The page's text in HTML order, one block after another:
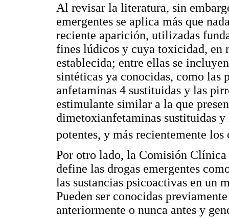
Al revisar la literatura, sin
emergentes se aplica más que
reciente aparición, utilizadas
fines lúdicos y cuya toxicidad, en
establecida; entre ellas se
sintéticas ya conocidas, como las
anfetaminas 4 sustituidas y las
estimulante similar a la que
dimetoxianfetaminas sustituidas
potentes, y más recientemente
Por otro lado, la Comisión Clínica
define las drogas emergentes
las sustancias psicoactivas en un
Pueden ser conocidas
anteriormente o nunca antes y